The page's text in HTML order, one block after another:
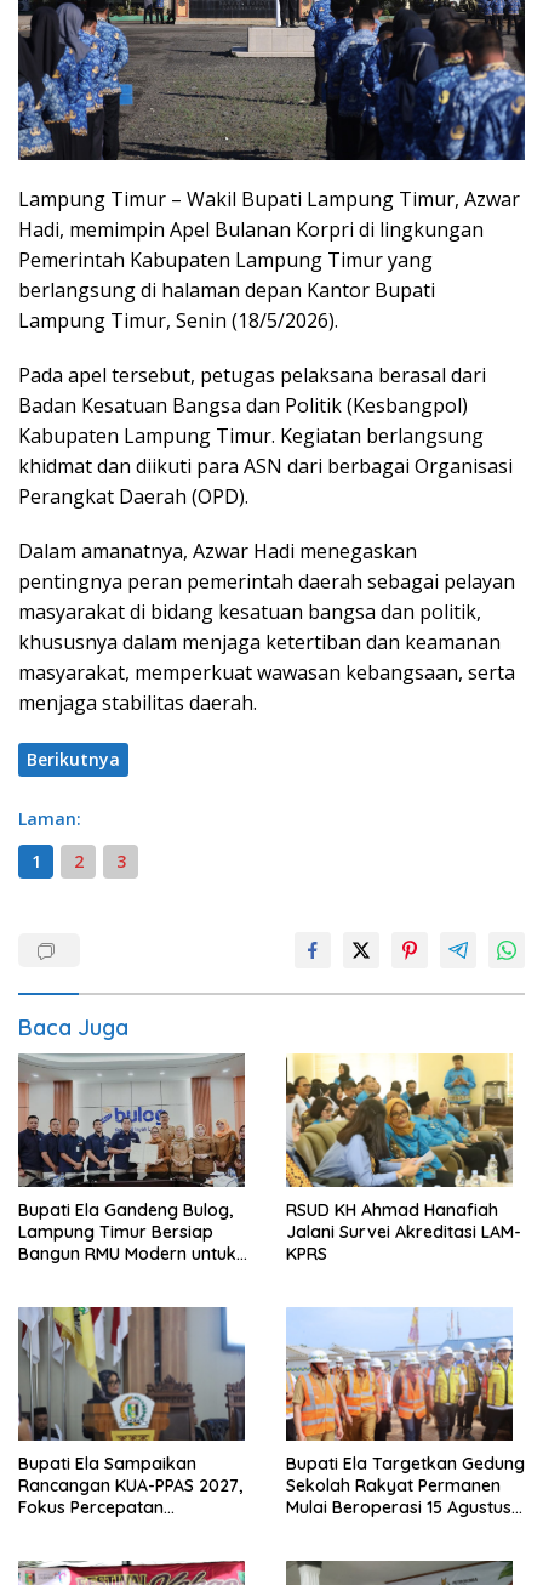
Lampung Timur – Wakil Bupati Lampung Timur, Azwar
Hadi, memimpin Apel Bulanan Korpri di lingkungan
Pemerintah Kabupaten Lampung Timur yang
berlangsung di halaman depan Kantor Bupati
Lampung Timur, Senin (18/5/2026).
Pada apel tersebut, petugas pelaksana berasal dari
Badan Kesatuan Bangsa dan Politik (Kesbangpol)
Kabupaten Lampung Timur. Kegiatan berlangsung
khidmat dan diikuti para ASN dari berbagai Organisasi
Perangkat Daerah (OPD).
Dalam amanatnya, Azwar Hadi menegaskan
pentingnya peran pemerintah daerah sebagai pelayan
masyarakat di bidang kesatuan bangsa dan politik,
khususnya dalam menjaga ketertiban dan keamanan
masyarakat, memperkuat wawasan kebangsaan, serta
menjaga stabilitas daerah.
Berikutnya
Laman:
1
2 3
Baca Juga
Bupati Ela Gandeng Bulog,
Lampung Timur Bersiap
Bangun RMU Modern untuk
RSUD KH Ahmad Hanafiah
Jalani Survei Akreditasi LAM-
KPRS
Bupati Ela Sampaikan
Rancangan KUA-PPAS 2027,
Fokus Percepatan
Bupati Ela Targetkan Gedung
Sekolah Rakyat Permanen
Mulai Beroperasi 15 Agustus